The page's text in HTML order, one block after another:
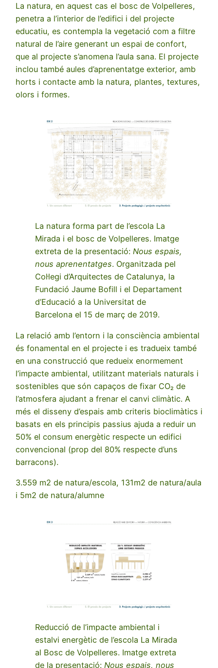
La natura, en aquest cas el bosc de Volpelleres,
penetra a l’interior de l’edifici i del projecte
educatiu, es contempla la vegetació com a filtre
natural de l’aire generant un espai de confort,
que al projecte s’anomena l’aula sana. El projecte
inclou també aules d’aprenentatge exterior, amb
horts i contacte amb la natura, plantes, textures,
olors i formes.
La natura forma part de l’escola La
Mirada i el bosc de Volpelleres. Imatge
extreta de la presentació: Nous espais,
nous aprenentatges. Organitzada pel
Col·legi d’Arquitectes de Catalunya, la
Fundació Jaume Bofill i el Departament
d’Educació a la Universitat de
Barcelona el 15 de març de 2019.
La relació amb l’entorn i la consciència ambiental
és fonamental en el projecte i es tradueix també
en una construcció que redueix enormement
l’impacte ambiental, utilitzant materials naturals i
sostenibles que són capaços de fixar CO₂ de
l’atmosfera ajudant a frenar el canvi climàtic. A
més el disseny d’espais amb criteris bioclimàtics i
basats en els principis passius ajuda a reduir un
50% el consum energètic respecte un edifici
convencional (prop del 80% respecte d’uns
barracons).
3.559 m2 de natura/escola, 131m2 de natura/aula
i 5m2 de natura/alumne
Reducció de l’impacte ambiental i
estalvi energètic de l’escola La Mirada
al Bosc de Volpelleres. Imatge extreta
de la presentació: Nous espais, nous